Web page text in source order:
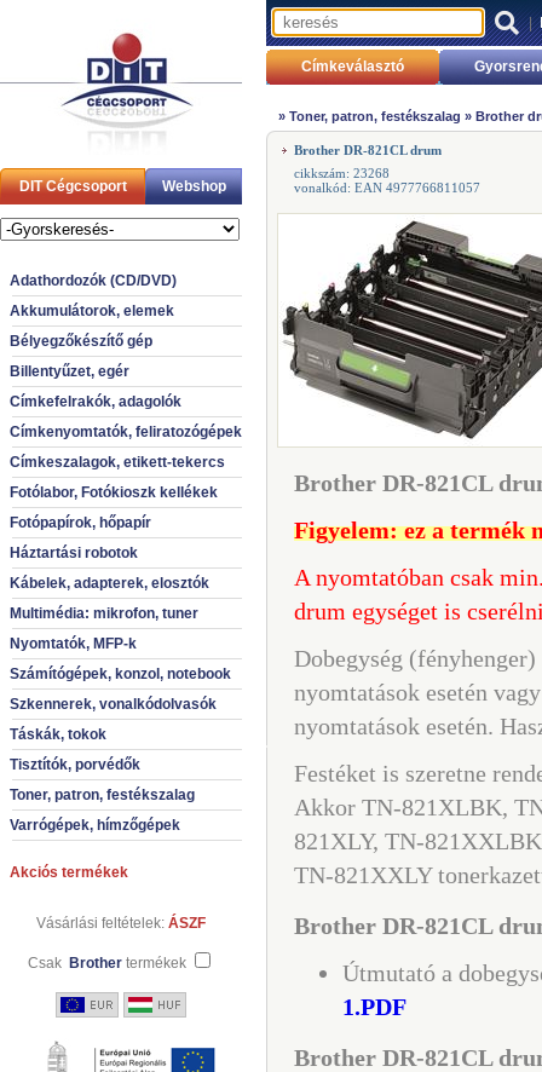
DIT Cégcsoport Webshop
Adathordozók (CD/DVD)
Akkumulátorok, elemek
Bélyegzőkészítő gép
Billentyűzet, egér
Címkefelrakók, adagolók
Címkenyomtatók, feliratozógépek
Címkeszalagok, etikett-tekercs
Fotólabor, Fotókioszk kellékek
Fotópapírok, hőpapír
Háztartási robotok
Kábelek, adapterek, elosztók
Multimédia: mikrofon, tuner
Nyomtatók, MFP-k
Számítógépek, konzol, notebook
Szkennerek, vonalkódolvasók
Táskák, tokok
Tisztítók, porvédők
Toner, patron, festékszalag
Varrógépek, hímzőgépek
Akciós termékek
Vásárlási feltételek: ÁSZF
Csak Brother termékek
|
Címkeválasztó
» Toner, patron, festékszalag » Brother
Brother DR-821CL drum
cikkszám: 23268
vonalkód: EAN 4977766811057
Brother DR-821CL
Figyelem: ez a termék
A nyomtatóban csak
drum egységet is
Dobegység
nyomtatások esetén
nyomtatások esetén.
Festéket is szeretne
Akkor TN-821XLBK,
821 XLY, TN-
TN-821XXLY
Brother DR-821CL
Útmutató a
1.PDF
Brother DR-821CL